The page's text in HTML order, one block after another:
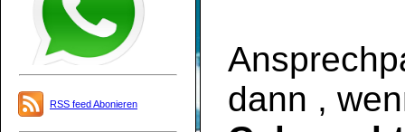
RSS feed Abonieren
dann ,